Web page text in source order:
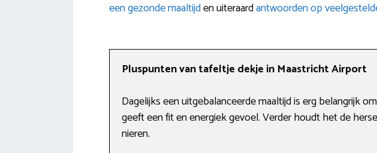
een gezonde maaltijden uiteraardantwoorden op
Pluspunten van tafeltje dekje in Maastricht Airport
Dagelijks een uitgebalanceerde maaltijd is erg belangrijk
geeft een fit en energiek gevoel. Verder houdt het de
nieren.